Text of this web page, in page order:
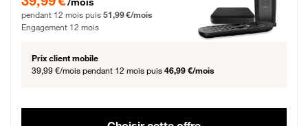
pendant 12 mois puis 51,99 €/mois
Engagement 12 mois
Prix client mobile
39,99 €/mois pendant 12 mois puis 46,99 €/mois